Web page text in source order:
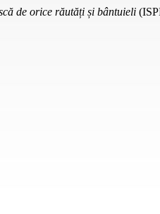
de orice răutăți și bântuieli